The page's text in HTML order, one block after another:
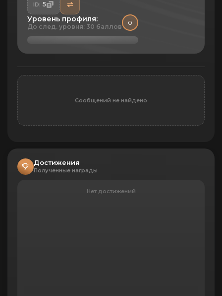
ID: 5
0
Уровень профиля:
До след. уровня: 30 баллов
Сообщений не найдено
Достижения
Полученные награды
Нет достижений